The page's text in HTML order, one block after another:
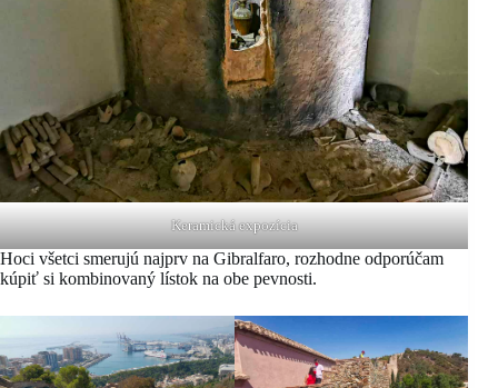
Keramická expozícia
Hoci všetci smerujú najprv na Gibralfaro, rozhodne odporúčam
kúpiť si kombinovaný lístok na obe pevnosti.